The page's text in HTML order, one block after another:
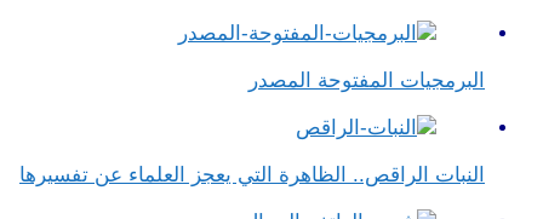
البرمجيات المفتوحة المصدر
النبات الراقص.. الظاهرة التي يعجز العلماء عن تفسيرها